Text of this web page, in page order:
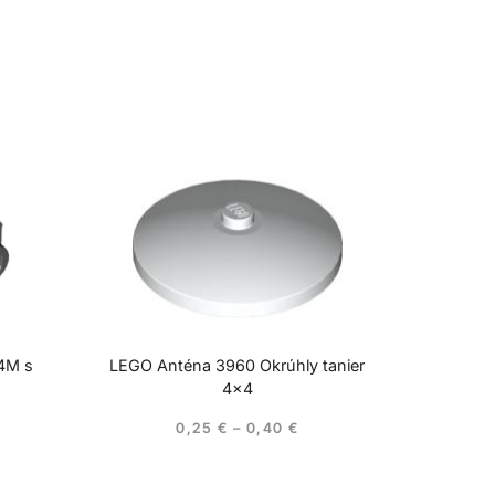
s
LEGO Anténa 3960 Okrúhly tanier
4×4
0,25 € – 0,40 €